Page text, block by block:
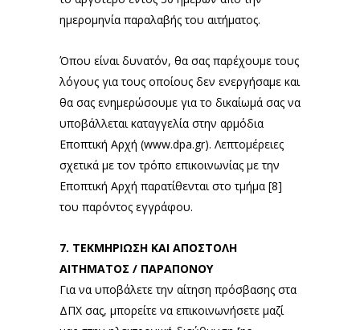
ημερομηνία παραλαβής του αιτήματος.
Όπου είναι δυνατόν, θα σας παρέχουμε τους
λόγους για τους οποίους δεν ενεργήσαμε και
θα σας ενημερώσουμε για το δικαίωμά σας να
υποβάλλεται καταγγελία στην αρμόδια
Εποπτική Αρχή (www.dpa.gr). Λεπτομέρειες
σχετικά με τον τρόπο επικοινωνίας με την
Εποπτική Αρχή παρατίθενται στο τμήμα [8]
του παρόντος εγγράφου.
7. ΤΕΚΜΗΡΙΩΣΗ ΚΑΙ ΑΠΟΣΤΟΛΗ
ΑΙΤΗΜΑΤΟΣ / ΠΑΡΑΠΟΝΟΥ
Για να υποβάλετε την αίτηση πρόσβασης στα
ΔΠΧ σας, μπορείτε να επικοινωνήσετε μαζί